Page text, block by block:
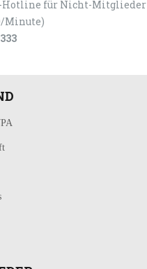
Hotline für Nicht-Mitglieder
Minute)